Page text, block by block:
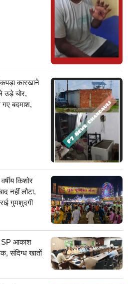
कारखाने
उड़े चोर,
गए बदमाश,
किशोर
नहीं लौटा,
गुमशुदगी
SP आकाश
संदिग्ध खातों